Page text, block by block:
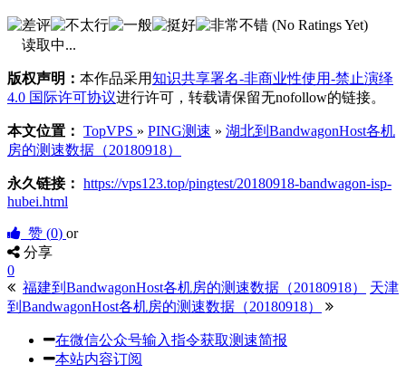
(No Ratings Yet)
读取中...
版权声明： 本作品采用知识共享署名-非商业性使用-禁止演绎
4.0 国际许可协议进行许可，转载请保留无nofollow的链接。
本文位置： TopVPS » PING测速 » 湖北到BandwagonHost各机
房的测速数据（20180918）
永久链接： https://vps123.top/pingtest/20180918-bandwagon-isp-
hubei.html
赞 (0) or
分享
0
福建到BandwagonHost各机房的测速数据（20180918）
天津
到BandwagonHost各机房的测速数据（20180918）
在微信公众号输入指令获取测速简报
本站内容订阅